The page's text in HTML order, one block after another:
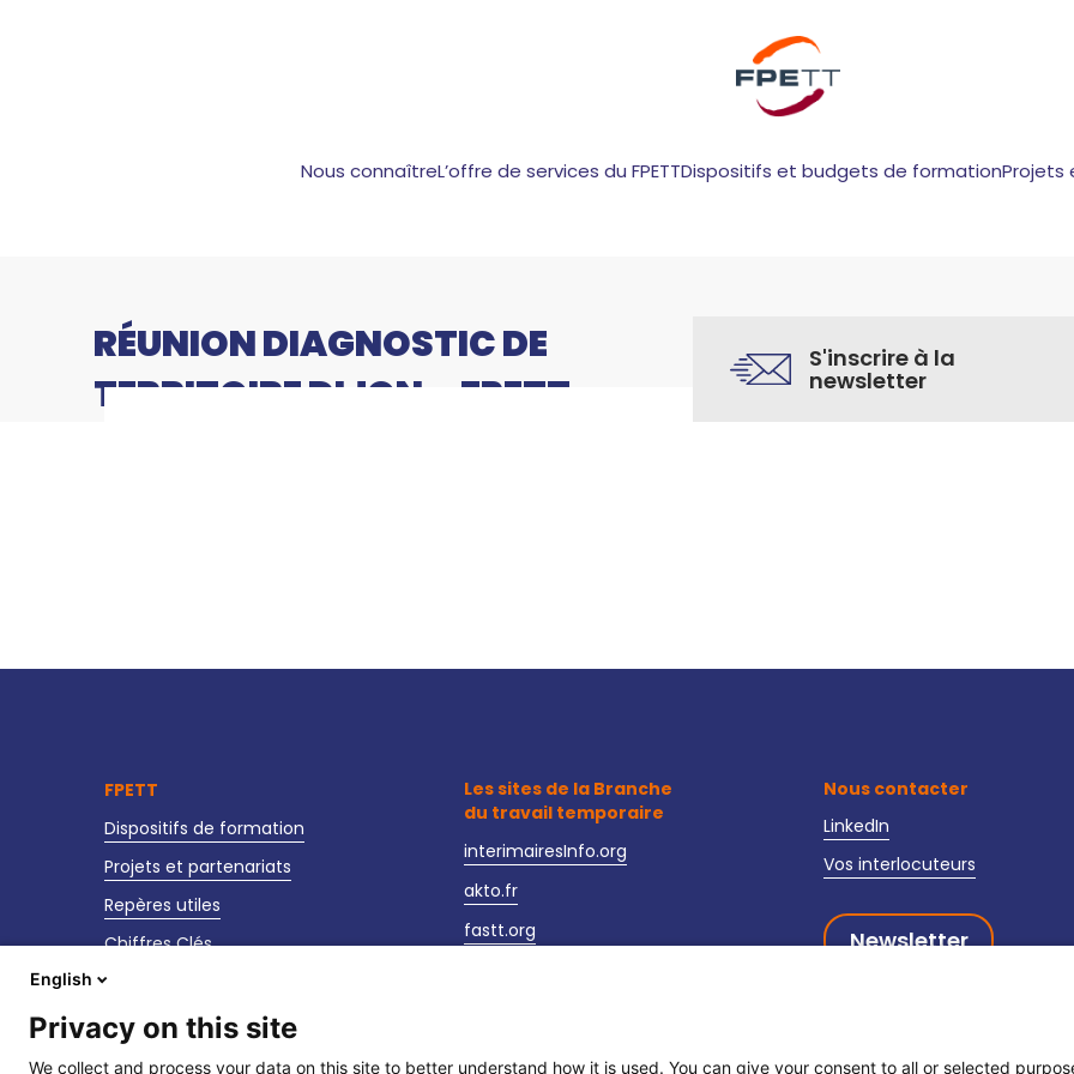
Nous connaîtreL’offre de services du FPETTDispositifs et budgets de formationProjets
RÉUNION DIAGNOSTIC DE
TERRITOIRE DIJON – FPETT
S'inscrire à la
newsletter
FPETT
Dispositifs de formation
Projets et partenariats
Repères utiles
Chiffres Clés
Actualités
Nos événements
Les sites de la Branche
du travail temporaire
interimairesInfo.org
akto.fr
fastt.org
Nous contacter
LinkedIn
Vos interlocuteurs
Newsletter
English
Privacy on this site
We collect and process your data on this site to better understand how it is used. You can give your consent to all or selected